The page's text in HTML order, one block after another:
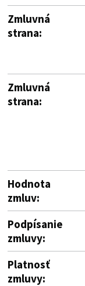
Zmluvná
strana:
Zmluvná
strana:
Hodnota
zmluv:
Podpísanie
zmluvy:
Platnosť
zmluvy: